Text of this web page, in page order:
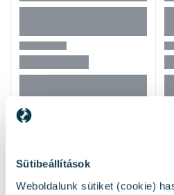
Sütibeállítások
Weboldalunk sütiket (cookie)
Hasonló termékek